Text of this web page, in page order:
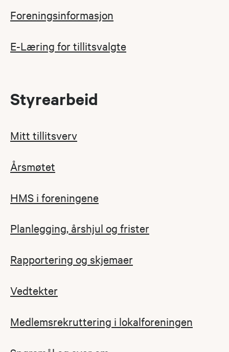
Foreningsinformasjon
E-Læring for tillitsvalgte
Styrearbeid
Mitt tillitsverv
Årsmøtet
HMS i foreningene
Planlegging, årshjul og frister
Rapportering og skjemaer
Vedtekter
Medlemsrekruttering i lokalforeningen